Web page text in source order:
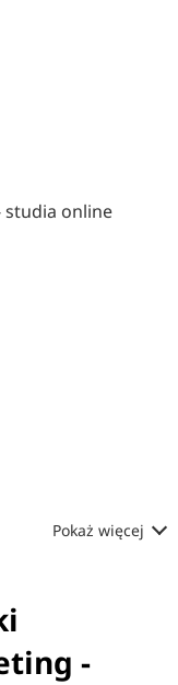
studia online
Pokaż więcej
-